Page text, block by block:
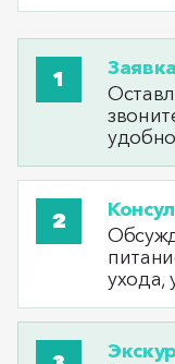
ухода,